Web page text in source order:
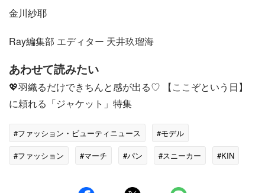
金川紗耶
Ray編集部 エディター 天井玖瑠海
あわせて読みたい
💖羽織るだけできちんと感が出る♡ 【ここぞという日】
に頼れる「ジャケット」特集
#ファッション・ビューティニュース
#モデル
#ファッション
#マーチ #パン #スニーカー #KIN